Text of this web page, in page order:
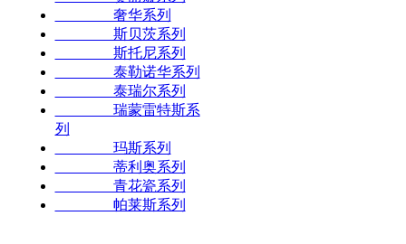
奢华系列
斯贝茨系列
斯托尼系列
泰勒诺华系列
泰瑞尔系列
瑞蒙雷特斯系
列
玛斯系列
蒂利奥系列
青花瓷系列
帕莱斯系列